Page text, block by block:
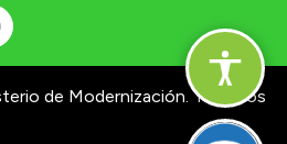
de Modernización. Términos